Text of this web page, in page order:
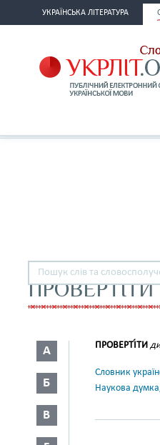
УКРАЇНСЬКА ЛІТЕРАТУРА
ПРОВЕРТІТИ
А
Б
В
ПРОВЕРТІ́ТИ
Словник
Наукова